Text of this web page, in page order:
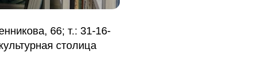
66; т.: 31-16-
столица